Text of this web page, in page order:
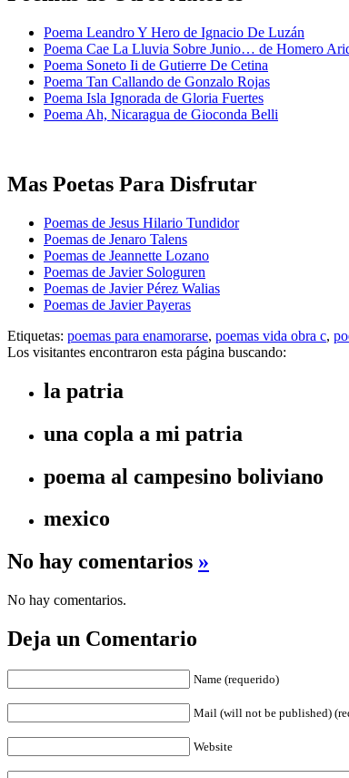
Poema Leandro Y Hero de Ignacio De Luzán
Poema Cae La Lluvia Sobre Junio… de Homero
Poema Soneto Ii de Gutierre De Cetina
Poema Tan Callando de Gonzalo Rojas
Poema Isla Ignorada de Gloria Fuertes
Poema Ah, Nicaragua de Gioconda Belli
Mas Poetas Para Disfrutar
Poemas de Jesus Hilario Tundidor
Poemas de Jenaro Talens
Poemas de Jeannette Lozano
Poemas de Javier Sologuren
Poemas de Javier Pérez Walias
Poemas de Javier Payeras
Etiquetas: poemas para enamorarse, poemas vida obra c,
Los visitantes encontraron esta página buscando:
la patria
una copla a mi patria
poema al campesino boliviano
mexico
No hay comentarios »
No hay comentarios.
Deja un Comentario
Name (requerido)
Mail (will not be published)
Website